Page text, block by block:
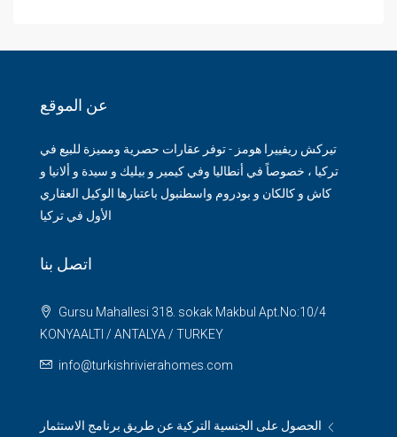
عن الموقع
تيركش ريفييرا هومز - توفر عقارات حصرية ومميزة للبيع في
تركيا ، خصوصاً في أنطاليا وفي كيمير و بيليك و سيدة و ألانيا و
كاش و كالكان و بودروم واسطنبول باعتبارها الوكيل العقاري
الأول في تركيا
اتصل بنا
Gursu Mahallesi 318. sokak Makbul Apt.No:10/4
KONYAALTI / ANTALYA / TURKEY
info@turkishrivierahomes.com
الحصول على الجنسية التركية عن طريق برنامج الاستثمار